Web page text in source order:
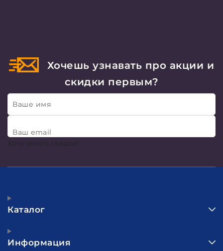
Хочешь узнавать про акции и
скидки первым?
Ваше имя
Ваш email
Хочу много скидок!
Каталог
Информация